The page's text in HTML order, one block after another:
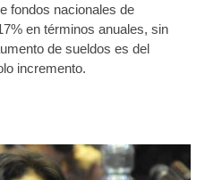
fondos nacionales de
en términos anuales, sin
de sueldos es del
incremento.